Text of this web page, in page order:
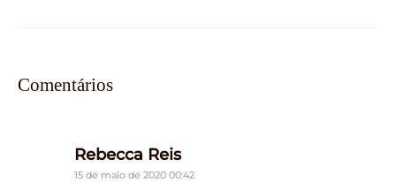
Comentários
Rebecca Reissays:
15 de maio de 2020 00:42